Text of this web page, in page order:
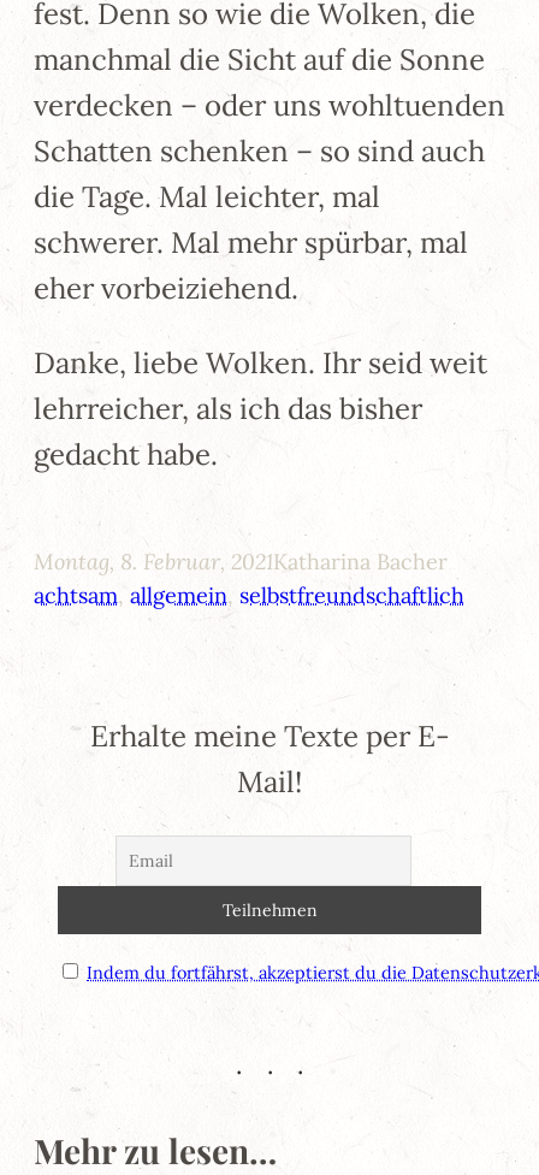
fest. Denn so wie die Wolken, die
manchmal die Sicht auf die Sonne
verdecken – oder uns wohltuenden
Schatten schenken – so sind auch
die Tage. Mal leichter, mal
schwerer. Mal mehr spürbar, mal
eher vorbeiziehend.
Danke, liebe Wolken. Ihr seid weit
lehrreicher, als ich das bisher
gedacht habe.
Montag, 8. Februar, 2021Katharina Bacher
achtsam, allgemein, selbstfreundschaftlich
Erhalte meine Texte per E-
Mail!
Indem du fortfährst, akzeptierst du die
Mehr zu lesen…